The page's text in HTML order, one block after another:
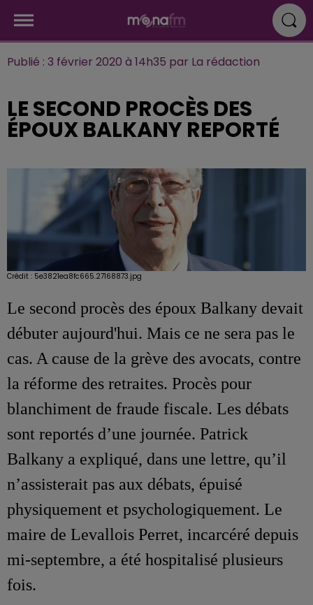
Publié : 3 février 2020 à 14h35 par La rédaction
LE SECOND PROCÈS DES
ÉPOUX BALKANY REPORTÉ
Crédit : 5e3821ea8fc665.27168873.jpg
Le second procès des époux Balkany devait
débuter aujourd'hui. Mais ce ne sera pas le
cas. A cause de la grève des avocats, contre
la réforme des retraites. Procès pour
blanchiment de fraude fiscale. Les débats
sont reportés d’une journée. Patrick
Balkany a expliqué, dans une lettre, qu’il
n’assisterait pas aux débats, épuisé
physiquement et psychologiquement. Le
maire de Levallois Perret, incarcéré depuis
mi-septembre, a été hospitalisé plusieurs
fois.